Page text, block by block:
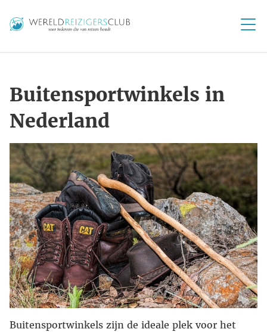
Buitensportwinkels in
Nederland
Buitensportwinkels zijn de ideale plek voor het